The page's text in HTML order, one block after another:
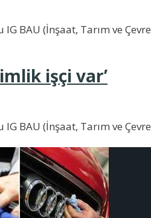
BAU (İnşaat, Tarım ve
işçi var’
BAU (İnşaat, Tarım ve